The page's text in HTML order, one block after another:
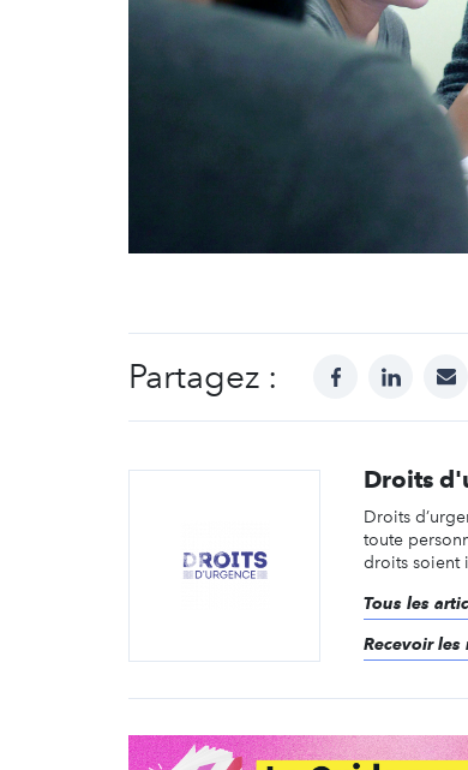
Partagez : facebooklinkedin
Droits
Droits
toute
droits soient
Tous les
Recevoir les